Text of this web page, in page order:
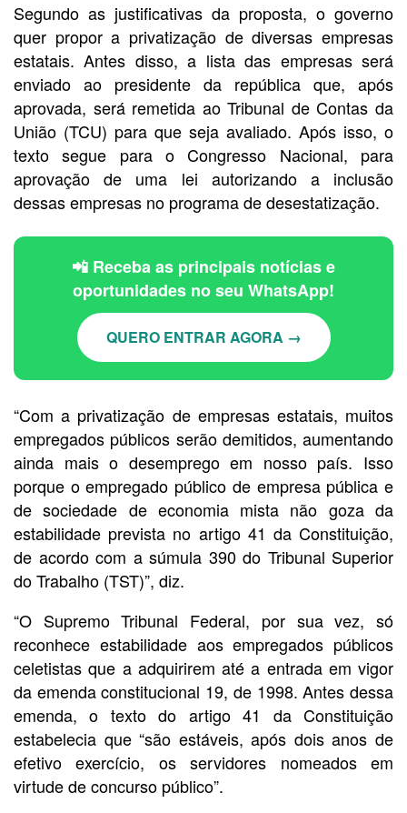
Segundo as justificativas da proposta, o governo
quer propor a privatização de diversas empresas
estatais. Antes disso, a lista das empresas será
enviado ao presidente da república que, após
aprovada, será remetida ao Tribunal de Contas da
União (TCU) para que seja avaliado. Após isso, o
texto segue para o Congresso Nacional, para
aprovação de uma lei autorizando a inclusão
dessas empresas no programa de desestatização.
📲 Receba as principais notícias e
oportunidades no seu WhatsApp!
QUERO ENTRAR AGORA →
“Com a privatização de empresas estatais, muitos
empregados públicos serão demitidos, aumentando
ainda mais o desemprego em nosso país. Isso
porque o empregado público de empresa pública e
de sociedade de economia mista não goza da
estabilidade prevista no artigo 41 da Constituição,
de acordo com a súmula 390 do Tribunal Superior
do Trabalho (TST)”, diz.
“O Supremo Tribunal Federal, por sua vez, só
reconhece estabilidade aos empregados públicos
celetistas que a adquirirem até a entrada em vigor
da emenda constitucional 19, de 1998. Antes dessa
emenda, o texto do artigo 41 da Constituição
estabelecia que “são estáveis, após dois anos de
efetivo exercício, os servidores nomeados em
virtude de concurso público”.